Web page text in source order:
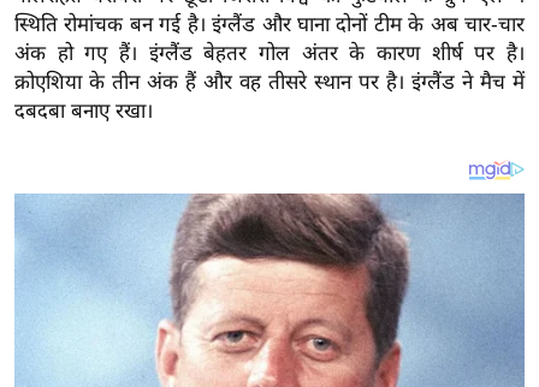
ज्ञ
रा
य
ब
खे
स्थिति रोमांचक बन गई है। इंग्लैंड और घाना दोनों टीम के अब चार-चार
अंक हो गए हैं। इंग्लैंड बेहतर गोल अंतर के कारण शीर्ष पर है।
क्रोएशिया के तीन अंक हैं और वह तीसरे स्थान पर है। इंग्लैंड ने मैच में
दबदबा बनाए रखा।